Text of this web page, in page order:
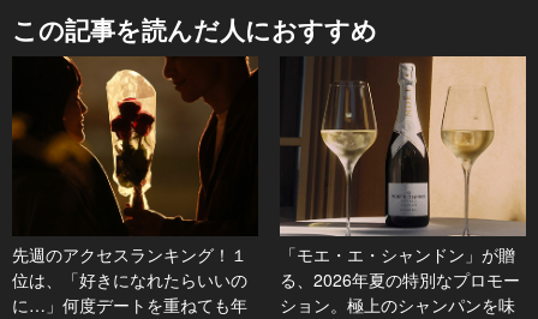
この記事を読んだ人におすすめ
先週のアクセスランキング！１
位は、「好きになれたらいいの
に…」何度デートを重ねても年
「モエ・エ・シャンドン」が贈
る、2026年夏の特別なプロモー
ション。極上のシャンパンを味